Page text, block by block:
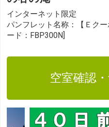
インターネット限定
パンフレット名称：【Ｅク
ード：FBP300N]
空室確認